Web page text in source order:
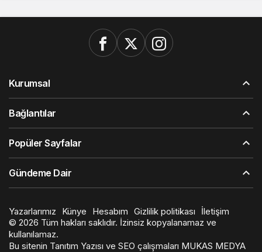
Kurumsal
Bağlantılar
Popüler Sayfalar
Gündeme Dair
Yazarlarımız Künye Hesabım Gizlilik politikası
İletişim
© 2026 Tüm hakları saklıdır. İzinsiz kopyalanamaz ve
kullanılamaz.
Bu sitenin Tanıtım Yazısı ve SEO çalışmaları MUKAS MEDYA